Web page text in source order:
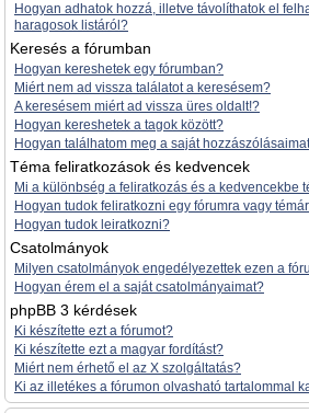
Hogyan adhatok hozzá, illetve távolíthatok el
haragosok listáról?
Keresés a fórumban
Hogyan kereshetek egy fórumban?
Miért nem ad vissza találatot a keresésem?
A keresésem miért ad vissza üres oldalt!?
Hogyan kereshetek a tagok között?
Hogyan találhatom meg a saját
Téma feliratkozások és kedvencek
Mi a különbség a feliratkozás és a kedvencekbe
Hogyan tudok feliratkozni egy fórumra vagy
Hogyan tudok leiratkozni?
Csatolmányok
Milyen csatolmányok engedélyezettek ezen a
Hogyan érem el a saját csatolmányaimat?
phpBB 3 kérdések
Ki készítette ezt a fórumot?
Ki készítette ezt a magyar fordítást?
Miért nem érhető el az X szolgáltatás?
Ki az illetékes a fórumon olvasható tartalommal